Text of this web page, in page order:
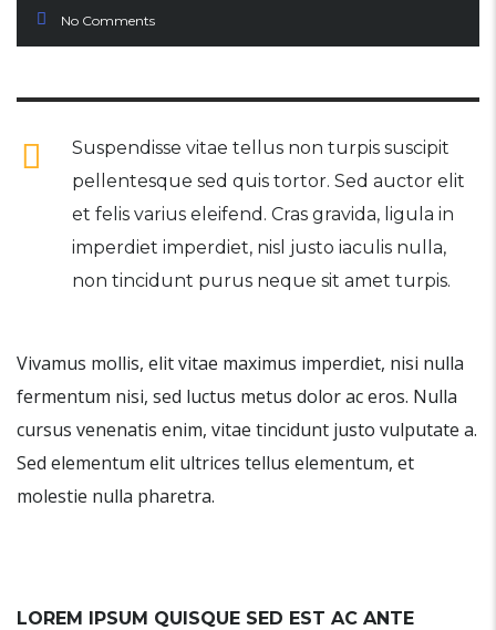
No Comments
Suspendisse vitae tellus non turpis suscipit
pellentesque sed quis tortor. Sed auctor elit
et felis varius eleifend. Cras gravida, ligula in
imperdiet imperdiet, nisl justo iaculis nulla,
non tincidunt purus neque sit amet turpis.
Vivamus mollis, elit vitae maximus imperdiet, nisi nulla
fermentum nisi, sed luctus metus dolor ac eros. Nulla
cursus venenatis enim, vitae tincidunt justo vulputate a.
Sed elementum elit ultrices tellus elementum, et
molestie nulla pharetra.
LOREM IPSUM QUISQUE SED EST AC ANTE